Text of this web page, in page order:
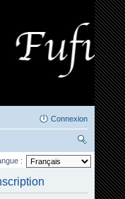
Connexion
ec
ch
: